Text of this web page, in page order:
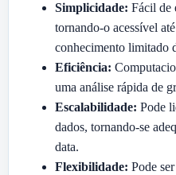
Simplicidade: Fácil de
tornando-o acessível
conhecimento limitado
Eficiência:
uma análise rápida de
Escalabilidade: Pode
dados, tornando-se
data.
Flexibilidade: Pode